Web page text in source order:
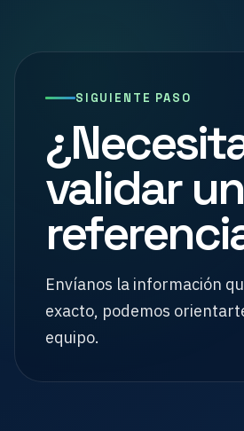
SIGUIENTE PASO
validar
Envíanos la información
exacto, podemos
equipo.